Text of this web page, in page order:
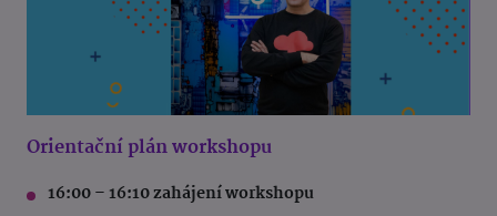
Orientační plán workshopu
16:00 – 16:10 zahájení workshopu